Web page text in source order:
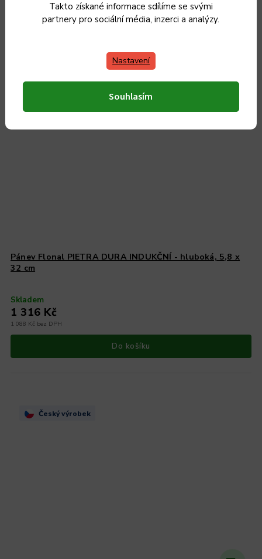
Takto získané informace sdílíme se svými
partnery pro sociální média, inzerci a analýzy.
Nastavení
Souhlasím
Do košíku
Pánev Flonal PIETRA DURA INDUKČNÍ - hluboká, 5,8 x
32 cm
Skladem
1 088 Kč bez DPH
1 316 Kč
Do košíku
Český výrobek